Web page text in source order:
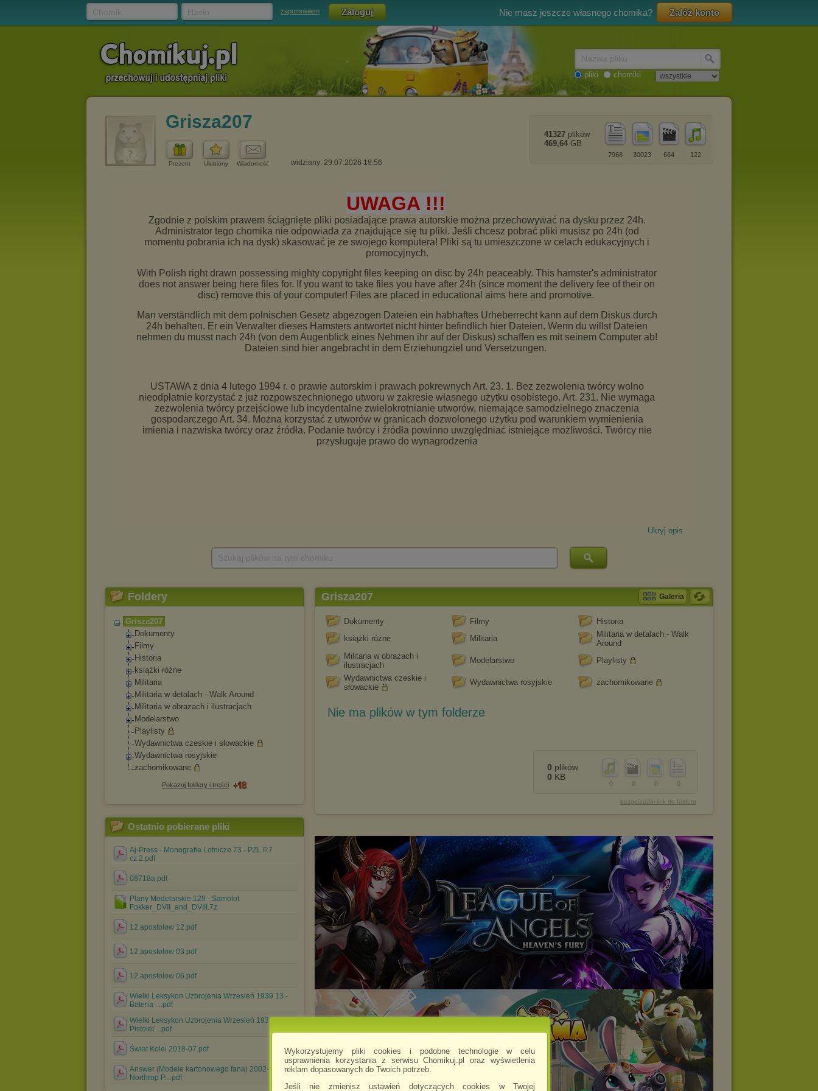
Wykorzystujemy pliki cookies i podobne technologie w celu
usprawnienia korzystania z serwisu Chomikuj.pl oraz wyświetlenia
reklam dopasowanych do Twoich potrzeb.
Jeśli nie zmienisz ustawień dotyczących cookies w Twojej
zapomniałem Nie masz jeszcze własnego chomika? Załóż konto
pliki chomiki
Grisza207
Prezent Ulubiony Wiadomość widziany: 29.07.2026 18:56
122
664
30023
7968
41327 plików
469,64 GB
Ukryj opis
Foldery
Grisza207
Dokumenty
Filmy
Historia
książki różne
Militaria
Militaria w detalach - Walk Around
Militaria w obrazach i ilustracjach
Modelarstwo
Playlisty
Wydawnictwa czeskie i słowackie
Wydawnictwa rosyjskie
zachomikowane
Pokazuj foldery i treści
Ostatnio pobierane pliki
Aj-Press - Monografie Lotnicze 73 - PZL P.7
cz.2.pdf
08718a.pdf
Plany Modelarskie 129 - Samolot
Fokker_DVII_and_DVIII.7z
12 apostolow 12.pdf
12 apostolow 03.pdf
12 apostolow 06.pdf
Wielki Leksykon Uzbrojenia Wrzesień 1939 13 -
Bateria ....pdf
Wielki Leksykon Uzbrojenia Wrzesień 1939 17 -
Pistolet....pdf
Świat Kolei 2018-07.pdf
Answer (Modele kartonowego fana) 2002-03 -
Northrop P....pdf
Grisza207 Galeria
Dokumenty Filmy
Historia
książki różne
Militaria
Militaria w detalach - Walk
Around
Militaria w obrazach i
ilustracjach
Modelarstwo
Playlisty
Wydawnictwa czeskie i
słowackie
Wydawnictwa rosyjskie zachomikowane
Nie ma plików w tym folderze
0
0
0
0
0 plików
0 KB
bezpośredni link do folderu